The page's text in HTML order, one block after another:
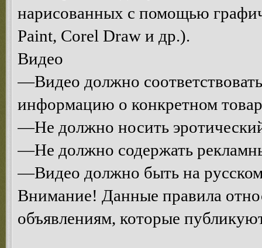
нарисованных с помощью
Paint, Corel Draw и др.).
Видео
—Видео должно
информацию о конкретном
—Не должно носить
—Не должно содержать
—Видео должно быть на
Внимание! Данные правила
объявлениям, которые